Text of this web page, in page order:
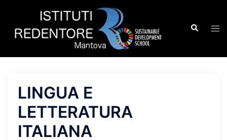
contenuto
Cerca
LINGUA E
LETTERATURA
ITALIANA